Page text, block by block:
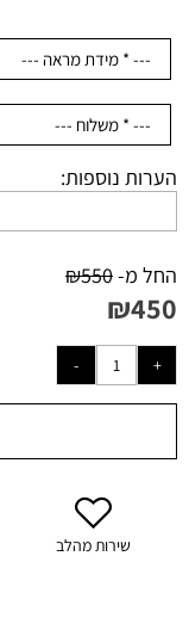
הערות נוספות:
החל מ- ₪550
₪450
שירות מהלב